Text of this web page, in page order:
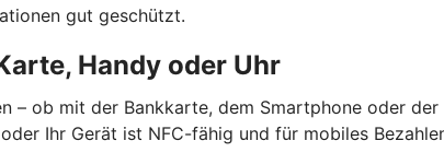
gut geschützt.
Handy oder Uhr
– ob mit der Bankkarte, dem Smartphone oder
Ihr Gerät ist NFC-fähig und für mobiles